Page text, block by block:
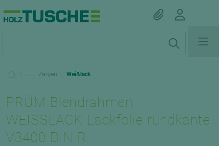
... Zargen Weißlack
PRÜM Blendrahmen
WEISSLACK Lackfolie rundkante
V3400 DIN R